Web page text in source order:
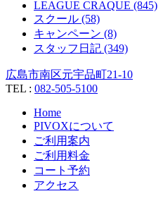
LEAGUE CRAQUE (845)
スクール (58)
キャンペーン (8)
スタッフ日記 (349)
広島市南区元宇品町21-10
TEL : 082-505-5100
Home
PIVOXについて
ご利用案内
ご利用料金
コート予約
アクセス